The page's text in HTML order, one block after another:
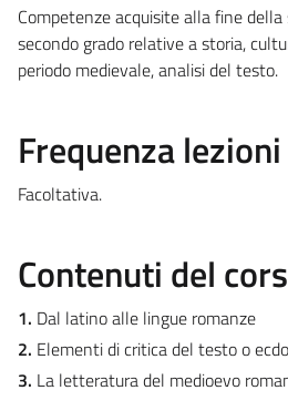
Competenze acquisite alla fine della
secondo grado relative a storia,
periodo medievale, analisi del testo.
Frequenza lezioni
Facoltativa.
Contenuti del
1. Dal latino alle lingue romanze
2. Elementi di critica del testo o
3. La letteratura del medioevo